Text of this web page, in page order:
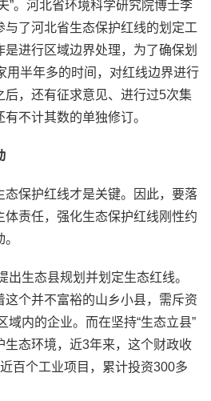
”。河北省环境科学研究院博士李
与了河北省生态保护红线的划定工
进行区域边界处理，为了确保划
用半年多的时间，对红线边界进行
后，还有征求意见、进行过5次集
不计其数的单独修订。
态保护红线才是关键。因此，要落
体责任，强化生态保护红线刚性约
出生态县规划并划定生态红线。
这个并不富裕的山乡小县，需斥资
域内的企业。而在坚持“生态立县”
生态环境，近3年来，这个财政收
百个工业项目，累计投资300多